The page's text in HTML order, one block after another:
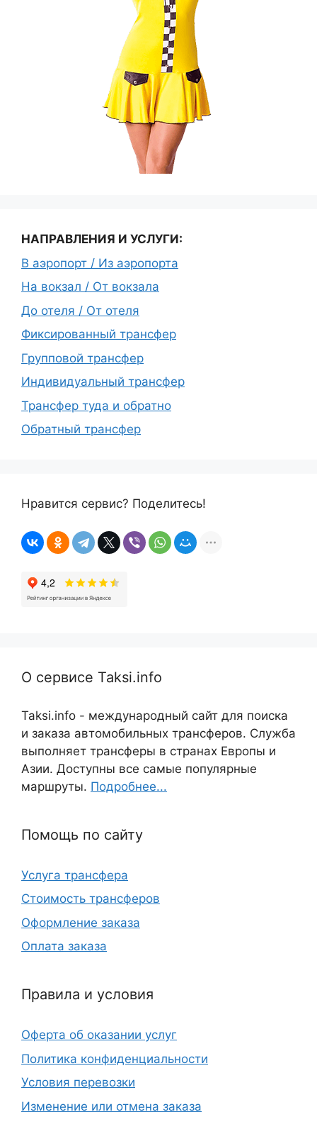
НАПРАВЛЕНИЯ И УСЛУГИ:
В аэропорт / Из аэропорта
На вокзал / От вокзала
До отеля / От отеля
Фиксированный трансфер
Групповой трансфер
Индивидуальный трансфер
Трансфер туда и обратно
Обратный трансфер
Нравится сервис? Поделитесь!
О сервисе Taksi.info
Taksi.info - международный сайт для поиска
и заказа автомобильных трансферов. Служба
выполняет трансферы в странах Европы и
Азии. Доступны все самые популярные
маршруты. Подробнее...
Помощь по сайту
Услуга трансфера
Стоимость трансферов
Оформление заказа
Оплата заказа
Правила и условия
Оферта об оказании услуг
Политика конфиденциальности
Условия перевозки
Изменение или отмена заказа